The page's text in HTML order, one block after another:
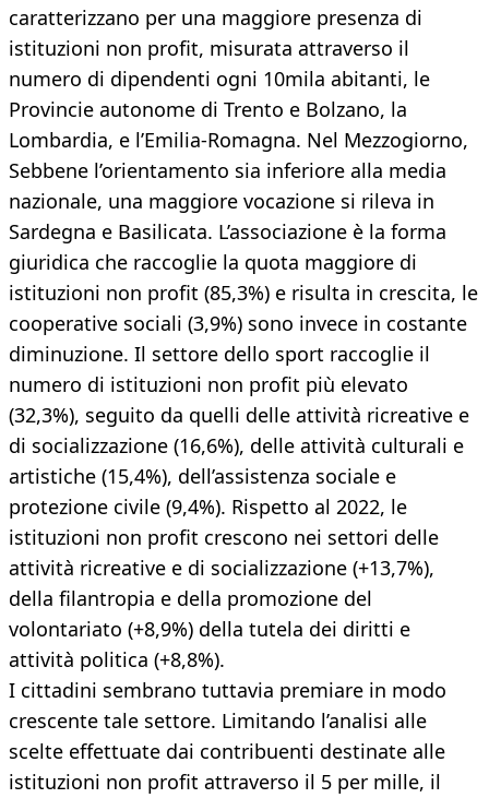
caratterizzano per una maggiore presenza di
istituzioni non profit, misurata attraverso il
numero di dipendenti ogni 10mila abitanti, le
Provincie autonome di Trento e Bolzano, la
Lombardia, e l’Emilia-Romagna. Nel Mezzogiorno,
Sebbene l’orientamento sia inferiore alla media
nazionale, una maggiore vocazione si rileva in
Sardegna e Basilicata. L’associazione è la forma
giuridica che raccoglie la quota maggiore di
istituzioni non profit (85,3%) e risulta in crescita, le
cooperative sociali (3,9%) sono invece in costante
diminuzione. Il settore dello sport raccoglie il
numero di istituzioni non profit più elevato
(32,3%), seguito da quelli delle attività ricreative e
di socializzazione (16,6%), delle attività culturali e
artistiche (15,4%), dell’assistenza sociale e
protezione civile (9,4%). Rispetto al 2022, le
istituzioni non profit crescono nei settori delle
attività ricreative e di socializzazione (+13,7%),
della filantropia e della promozione del
volontariato (+8,9%) della tutela dei diritti e
attività politica (+8,8%).
I cittadini sembrano tuttavia premiare in modo
crescente tale settore. Limitando l’analisi alle
scelte effettuate dai contribuenti destinate alle
istituzioni non profit attraverso il 5 per mille, il